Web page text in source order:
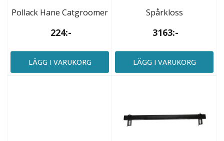
Pollack Hane Catgroomer
224:-
LÄGG I VARUKORG
Spårkloss
3163:-
LÄGG I VARUKORG